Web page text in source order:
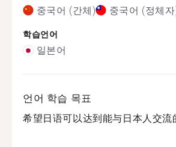
중국어 (간체) 중국어 (정체
학습언어
일본어
언어 학습 목표
希望日语可以达到能与日本人交流